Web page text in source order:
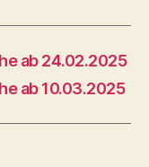
ab 24.02.2025
ab 10.03.2025